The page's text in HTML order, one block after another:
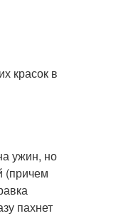
красок в
ужин, но
(причем
пахнет